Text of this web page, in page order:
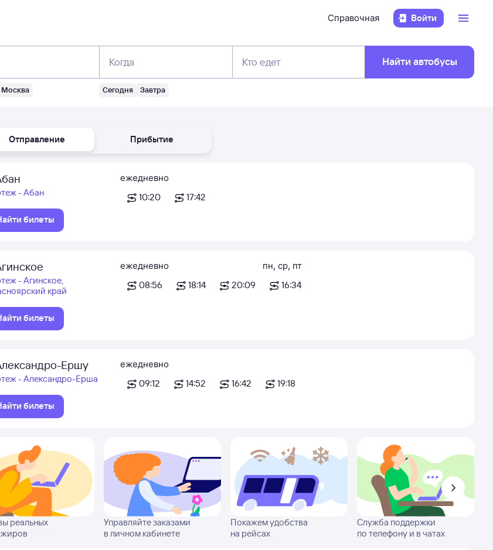
Справочная Войти
Москва
Когда
Сегодня Завтра
Кто едет Найти автобусы
Отправление Прибытие
- Абан
билеты
ежедневно
10:20
17:42
- Агинское,
край
билеты
ежедневно
08:56
18:14 20:09
пн, ср, пт
16:34
Ершу
- Александро-Ерша
билеты
ежедневно
09:12
14:52 16:42 19:18
реальных
Управляйте заказами
в личном кабинете
Покажем удобства
на рейсах
Служба поддержки
по телефону и в чатах